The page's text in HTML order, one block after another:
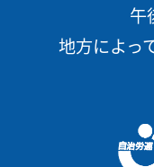
午
地方によっ